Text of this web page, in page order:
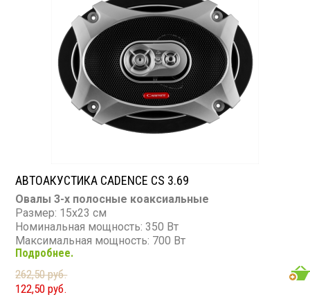
АВТОАКУСТИКА CADENCE CS 3.69
Овалы 3-х полосные коаксиальные
Размер: 15х23 см
Номинальная мощность: 350 Вт
Максимальная мощность: 700 Вт
Диапазон частот: 44 - 20 000 Гц
Чувствительность: 91 дБ
Сопротивление: 4 Ом
Подробнее.
262,50 руб.
122,50 руб.